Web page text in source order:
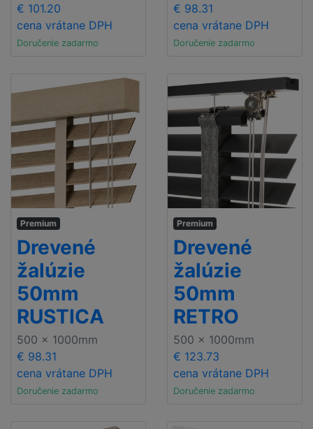
€ 101.20
cena vrátane DPH
Doručenie zadarmo
€ 98.31
cena vrátane DPH
Doručenie zadarmo
Premium
Drevené
žalúzie
50mm
RUSTICA
500 x 1000mm
€ 98.31
cena vrátane DPH
Doručenie zadarmo
Premium
Drevené
žalúzie
50mm
RETRO
500 x 1000mm
€ 123.73
cena vrátane DPH
Doručenie zadarmo